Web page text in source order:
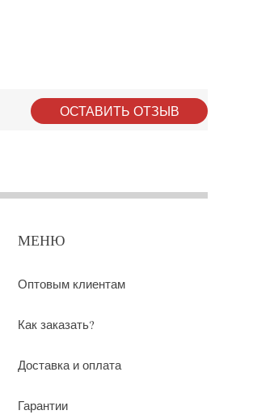
ОСТАВИТЬ ОТЗЫВ
МЕНЮ
Оптовым клиентам
Как заказать?
Доставка и оплата
Гарантии